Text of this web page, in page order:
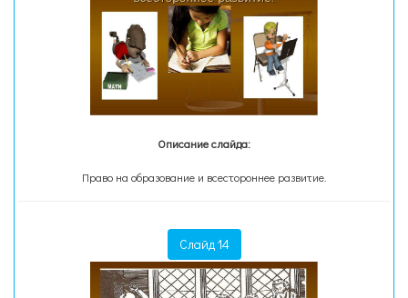
Описание слайда:
Право на образование и всестороннее развитие.
Слайд 14